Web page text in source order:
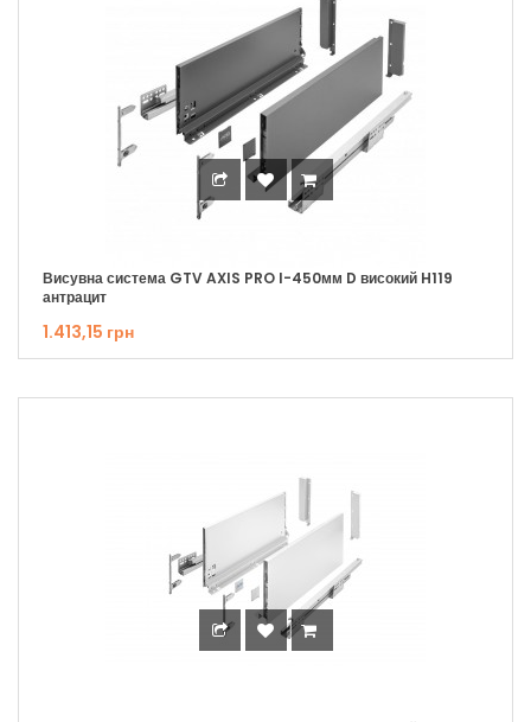
Висувна система GTV AXIS PRO I-450мм D високий H119
антрацит
1.413,15 грн